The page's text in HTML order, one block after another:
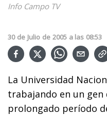
Info Campo TV
30 de Julio de 2005 a las 08:53
La Universidad
trabajando en un gen
prolongado período